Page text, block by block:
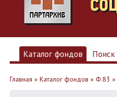
Каталог фондов Поиск
Главная » Каталог фондов » Ф.83 »